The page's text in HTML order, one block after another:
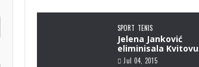
SPORT TENIS
Jelena Janković
eliminisala Kvitovu
Jul 04, 2015